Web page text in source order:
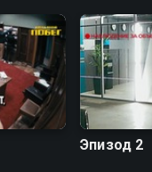
Эпизод 2